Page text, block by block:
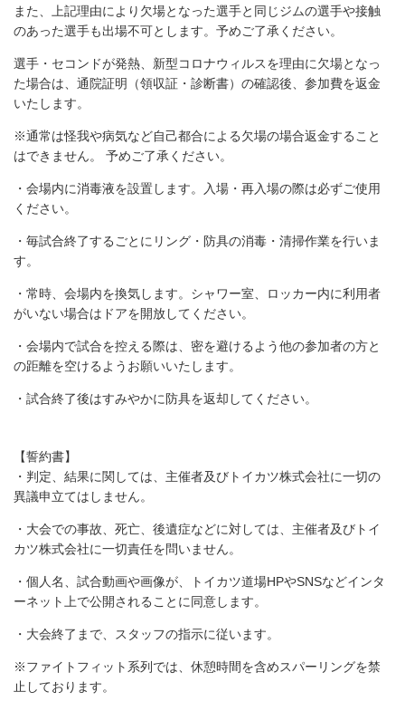
また、上記理由により欠場となった選手と同じジムの選手や接触
のあった選手も出場不可とします。予めご了承ください。
選手・セコンドが発熱、新型コロナウィルスを理由に欠場となっ
た場合は、通院証明（領収証・診断書）の確認後、参加費を返金
いたします。
※通常は怪我や病気など自己都合による欠場の場合返金すること
はできません。 予めご了承ください。
・会場内に消毒液を設置します。入場・再入場の際は必ずご使用
ください。
・毎試合終了するごとにリング・防具の消毒・清掃作業を行いま
す。
・常時、会場内を換気します。シャワー室、ロッカー内に利用者
がいない場合はドアを開放してください。
・会場内で試合を控える際は、密を避けるよう他の参加者の方と
の距離を空けるようお願いいたします。
・試合終了後はすみやかに防具を返却してください。
【誓約書】
・判定、結果に関しては、主催者及びトイカツ株式会社に一切の
異議申立てはしません。
・大会での事故、死亡、後遺症などに対しては、主催者及びトイ
カツ株式会社に一切責任を問いません。
・個人名、試合動画や画像が、トイカツ道場HPやSNSなどインタ
ーネット上で公開されることに同意します。
・大会終了まで、スタッフの指示に従います。
※ファイトフィット系列では、休憩時間を含めスパーリングを禁
止しております。